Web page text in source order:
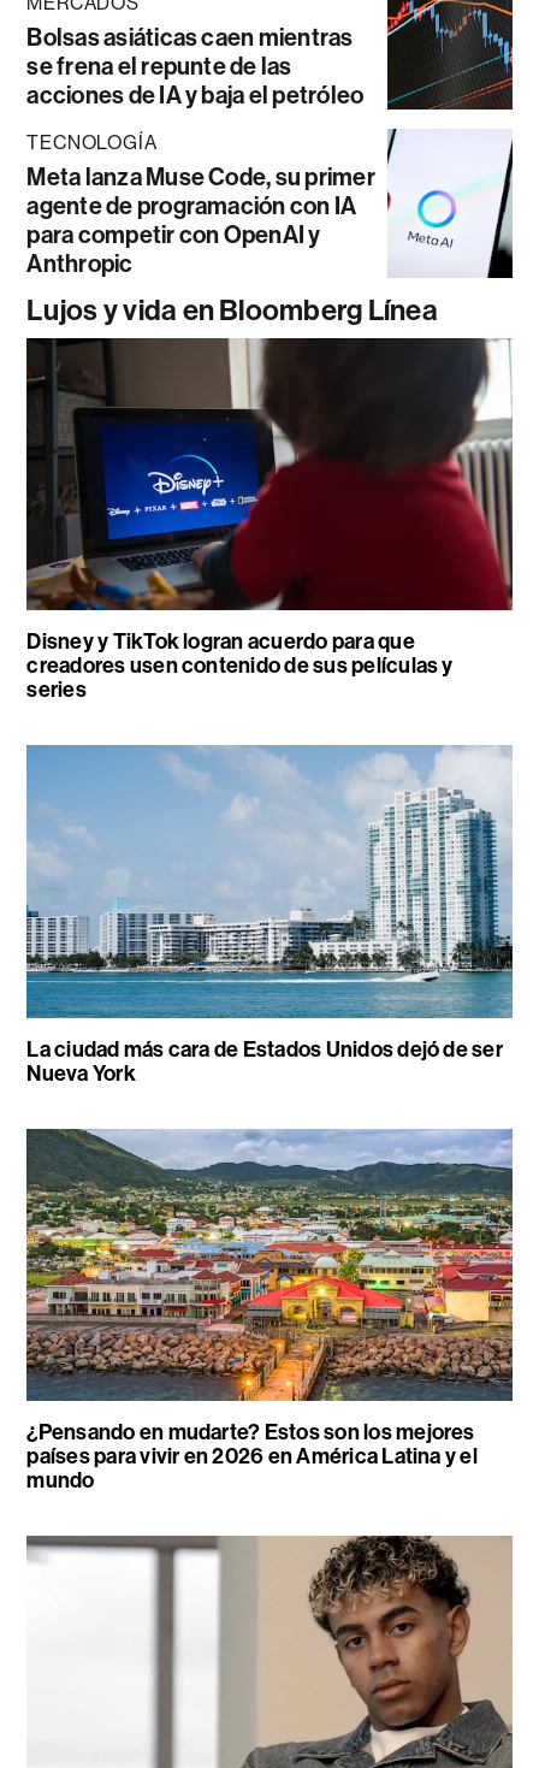
Bolsas asiáticas caen mientras
se frena el repunte de las
acciones de IA y baja el petróleo
TECNOLOGÍA
Meta lanza Muse Code, su primer
agente de programación con IA
para competir con OpenAI y
Anthropic
Lujos y vida en Bloomberg Línea
Disney y TikTok logran acuerdo para que
creadores usen contenido de sus películas y
series
La ciudad más cara de Estados Unidos dejó de ser
Nueva York
¿Pensando en mudarte? Estos son los mejores
países para vivir en 2026 en América Latina y el
mundo